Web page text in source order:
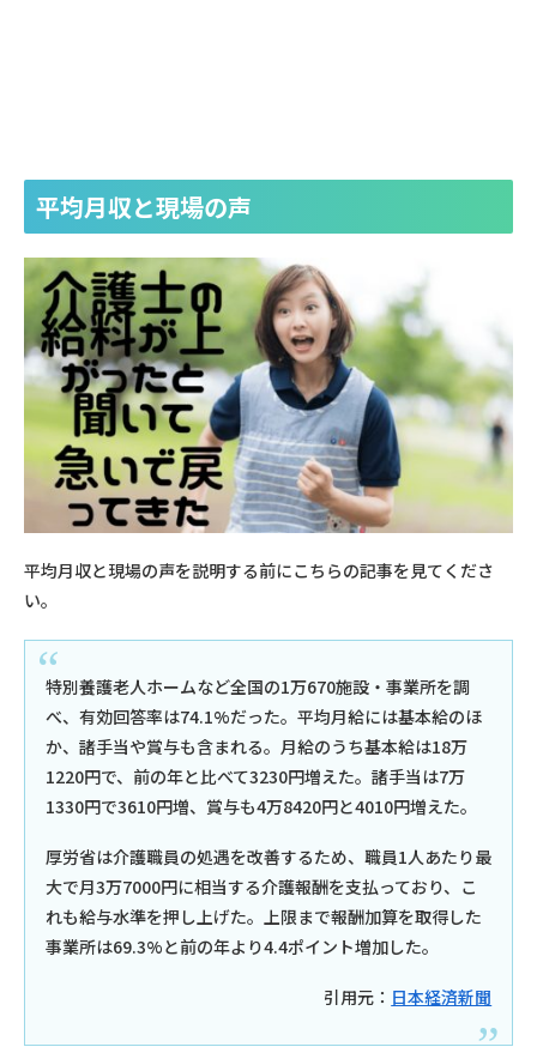
平均月収と現場の声
平均月収と現場の声を説明する前にこちらの記事を見てくださ
い。
特別養護老人ホームなど全国の1万670施設・事業所を調
べ、有効回答率は74.1%だった。平均月給には基本給のほ
か、諸手当や賞与も含まれる。月給のうち基本給は18万
1220円で、前の年と比べて3230円増えた。諸手当は7万
1330円で3610円増、賞与も4万8420円と4010円増えた。
厚労省は介護職員の処遇を改善するため、職員1人あたり最
大で月3万7000円に相当する介護報酬を支払っており、こ
れも給与水準を押し上げた。上限まで報酬加算を取得した
事業所は69.3%と前の年より4.4ポイント増加した。
引用元： 日本経済新聞